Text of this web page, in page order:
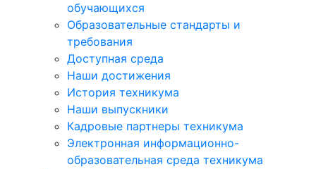
обучающихся
Образовательные стандарты и
требования
Доступная среда
Наши достижения
История техникума
Наши выпускники
Кадровые партнеры техникума
Электронная информационно-
образовательная среда техникума